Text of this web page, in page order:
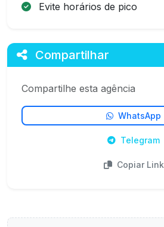
Evite horários de pico
Compartilhar
Compartilhe esta agência
WhatsApp
Telegram
Copiar Link